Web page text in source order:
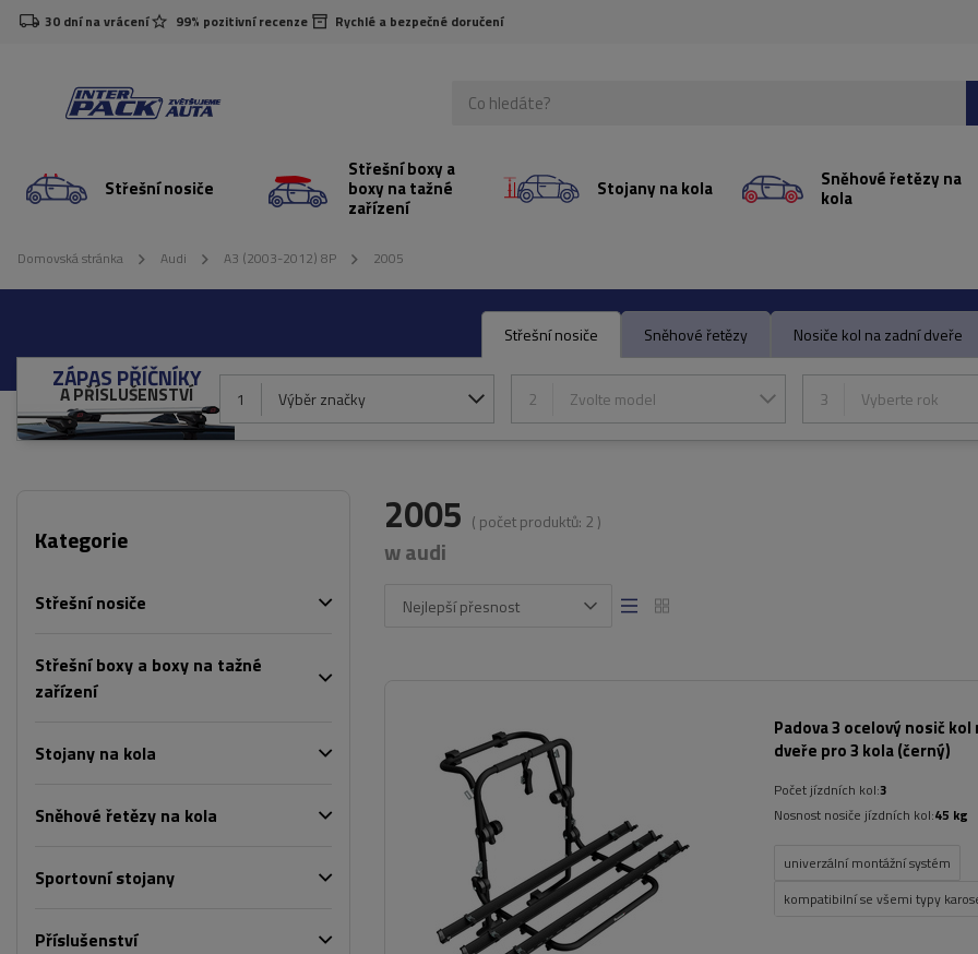
30 dní na vrácení 99% pozitivní recenze Rychlé a bezpečné doručení
Střešní nosiče
Střešní boxy a
boxy na tažné
zařízení
Stojany na kola Sněhové řetězy na
kola
Domovská stránka Audi A3 (2003-2012) 8P 2005
Střešní nosiče Sněhové řetězy Nosiče kol na zadní dveře
ZÁPAS PŘÍČNÍKY
A PŘÍSLUŠENSTVÍ 1 Výběr značky 2 Zvolte model 3 Vyberte rok
Kategorie
Střešní nosiče
Střešní boxy a boxy na tažné
zařízení
Stojany na kola
Sněhové řetězy na kola
Sportovní stojany
Příslušenství
2005 ( počet produktů: 2 )
w audi
Nejlepší přesnost
Padova 3 ocelový nosič kol
dveře pro 3 kola (černý)
Počet jízdních kol:3
Nosnost nosiče jízdních kol:45 kg
univerzální montážní systém
kompatibilní se všemi typy